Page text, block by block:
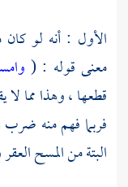
الأول : أنه لو
معنى قوله : (
قطعها ، وهذا مما
فربما فهم منه ضرب
البتة من المسح